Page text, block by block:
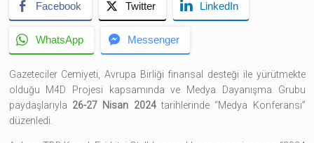
Facebook Twitter LinkedIn
WhatsApp Messenger
Gazeteciler Cemiyeti, Avrupa Birliği finansal desteği ile yürütmekte
olduğu M4D Projesi kapsamında ve Medya Dayanışma Grubu
paydaşlarıyla 26-27 Nisan 2024tarihlerinde “Medya Konferansı”
düzenledi.